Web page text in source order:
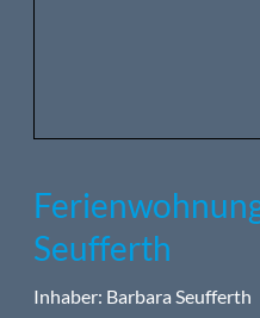
Seufferth
Inhaber: Barbara Seufferth